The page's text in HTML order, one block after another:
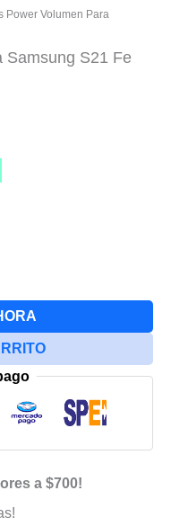
Power Volumen Para
Samsung S21 Fe
a $700!